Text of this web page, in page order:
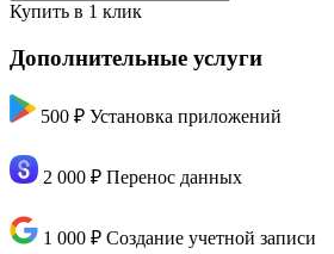
Купить в 1 клик
Дополнительные услуги
500 ₽ Установка приложений
2 000 ₽ Перенос данных
1 000 ₽ Создание учетной записи